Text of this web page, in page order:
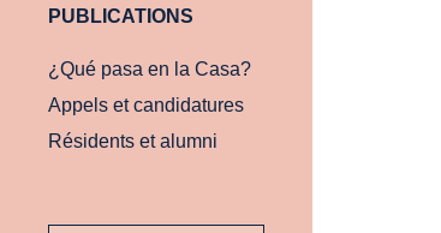
PUBLICATIONS
¿Qué pasa en la Casa?
Appels et candidatures
Résidents et alumni